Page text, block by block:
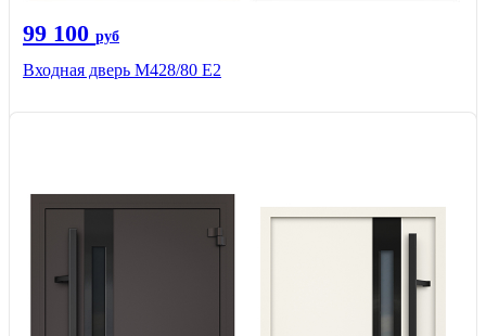
99 100 руб
Входная дверь М428/80 Е2